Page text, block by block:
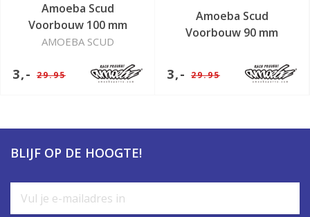
Amoeba Scud
Voorbouw 100 mm
AMOEBA SCUD
3,- 29.95
Amoeba Scud
Voorbouw 90 mm
3,- 29.95
BLIJF OP DE HOOGTE!